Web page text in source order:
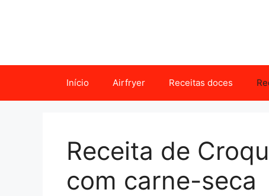
Início Airfryer Receitas doces
Receita de
com carne-seca